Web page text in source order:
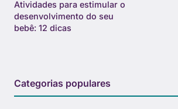
Atividades para estimular o
desenvolvimento do seu
bebê: 12 dicas
Categorias populares